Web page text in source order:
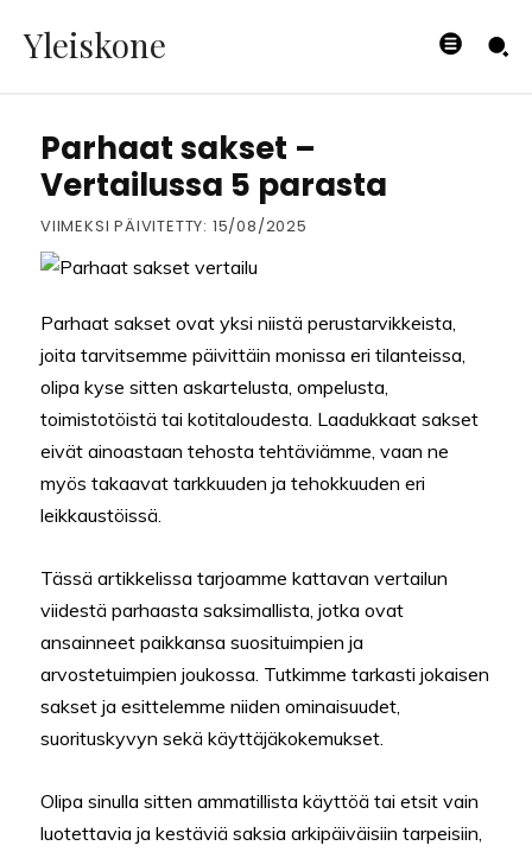
Yleiskone
KEITTIÖ
Parhaat sakset –
Vertailussa 5 parasta
VIIMEKSI PÄIVITETTY: 15/08/2025
Parhaat sakset ovat yksi niistä perustarvikkeista,
joita tarvitsemme päivittäin monissa eri tilanteissa,
olipa kyse sitten askartelusta, ompelusta,
toimistotöistä tai kotitaloudesta. Laadukkaat sakset
eivät ainoastaan tehosta tehtäviämme, vaan ne
myös takaavat tarkkuuden ja tehokkuuden eri
leikkaustöissä.
Tässä artikkelissa tarjoamme kattavan vertailun
viidestä parhaasta saksimallista, jotka ovat
ansainneet paikkansa suosituimpien ja
arvostetuimpien joukossa. Tutkimme tarkasti jokaisen
sakset ja esittelemme niiden ominaisuudet,
suorituskyvyn sekä käyttäjäkokemukset.
Olipa sinulla sitten ammatillista käyttöä tai etsit vain
luotettavia ja kestäviä saksia arkipäiväisiin tarpeisiin,